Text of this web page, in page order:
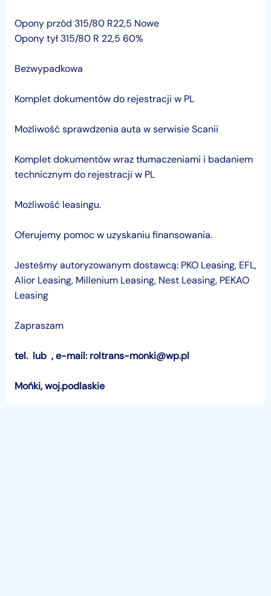
Opony przód 315/80 R22,5 Nowe
Opony tył 315/80 R 22,5 60%
Bezwypadkowa
Komplet dokumentów do rejestracji w PL
Możliwość sprawdzenia auta w serwisie Scanii
Komplet dokumentów wraz tłumaczeniami i badaniem
technicznym do rejestracji w PL
Możliwość leasingu.
Oferujemy pomoc w uzyskaniu finansowania.
Jesteśmy autoryzowanym dostawcą: PKO Leasing, EFL,
Alior Leasing, Millenium Leasing, Nest Leasing, PEKAO
Leasing
Zapraszam
tel. lub , e-mail: roltrans-monki@wp.pl
Mońki, woj.podlaskie